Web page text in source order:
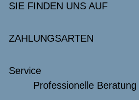
SIE FINDEN UNS AUF
ZAHLUNGSARTEN
Service
Professionelle Beratung